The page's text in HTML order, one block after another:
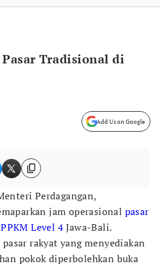
Tradisional di
Add Us on Google
Perdagangan,
jam operasional pasar
PPKM Level 4Jawa-Bali.
rakyat yang menyediakan
pokok diperbolehkan buka